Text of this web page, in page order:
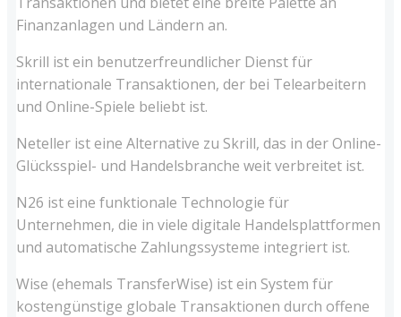
Finanzanlagen und Ländern an.
Skrill ist ein benutzerfreundlicher Dienst für
internationale Transaktionen, der bei Telearbeitern
und Online-Spiele beliebt ist.
Neteller ist eine Alternative zu Skrill, das in der Online-
Glücksspiel- und Handelsbranche weit verbreitet ist.
N26 ist eine funktionale Technologie für
Unternehmen, die in viele digitale Handelsplattformen
und automatische Zahlungssysteme integriert ist.
Wise (ehemals TransferWise) ist ein System für
kostengünstige globale Transaktionen durch offene